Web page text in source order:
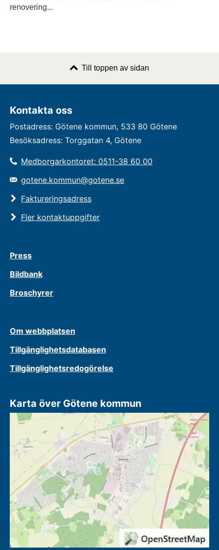
renovering...
Till toppen av sidan
Kontakta oss
Postadress: Götene kommun, 533 80 Götene
Besöksadress: Torggatan 4, Götene
Medborgarkontoret: 0511-38 60 00
gotene.kommun@gotene.se
Faktureringsadress
Fler kontaktuppgifter
Press
Bildbank
Broschyrer
Om webbplatsen
Tillgänglighetsdatabasen
Tillgänglighetsredogörelse
Karta över Götene kommun